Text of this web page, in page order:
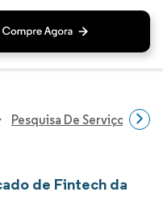
Pesquisa De Serviços
de Fintech da